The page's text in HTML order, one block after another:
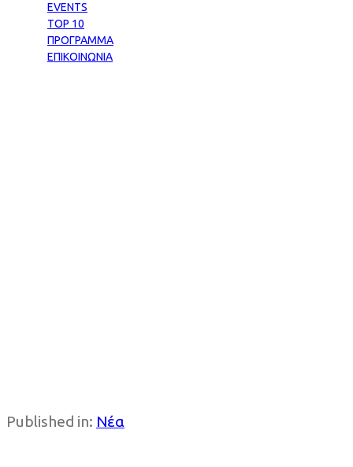
EVENTS
TOP 10
ΠΡΟΓΡΑΜΜΑ
ΕΠΙΚΟΙΝΩΝΙΑ
Published in: Νέα